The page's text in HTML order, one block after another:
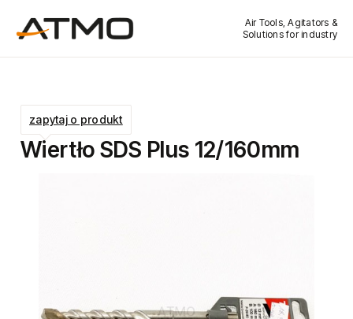
Air Tools, Agitators &
Solutions for industry
Wiertło SDS Plus 12/160mm
zapytaj o produkt